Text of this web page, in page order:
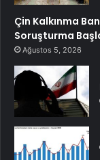
Çin Kalkınma
Soruşturma
Ağustos 5, 2026